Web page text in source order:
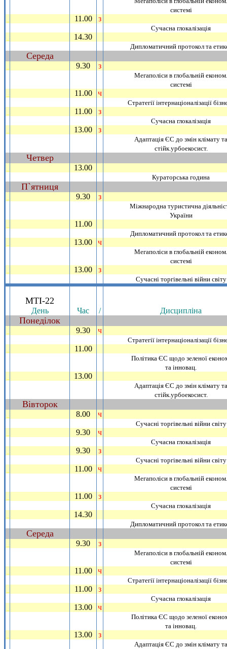
системi
11.00 з
Сучасна глокалiзацiя
14.30
Дипломатичний протокол та
Середа
9.30 з
Мегаполiси в глобальнiй економ.
системi
11.00 ч
Стратегiї iнтернацiоналiзацiї
11.00 з
Сучасна глокалiзацiя
13.00 з
Адаптацiя ЄС до змiн клiмату та
стiйк.урбоекосист.
Четвер
13.00
Кураторська година
П`ятниця
9.30 з
Мiжнародна туристична
України
11.00
Дипломатичний протокол та
13.00 ч
Мегаполiси в глобальнiй економ.
системi
13.00 з
Сучаснi торгiвельнi вiйни свiту
МТI-22
День Час / Дисциплiна
Понедiлок
9.30 ч
Стратегiї iнтернацiоналiзацiї
11.00
Полiтика ЄС щодо зеленої
та iнновац.
13.00
Адаптацiя ЄС до змiн клiмату та
стiйк.урбоекосист.
Вiвторок
8.00 ч
Сучаснi торгiвельнi вiйни свiту
9.30 ч
Сучасна глокалiзацiя
9.30 з
Сучаснi торгiвельнi вiйни свiту
11.00 ч
Мегаполiси в глобальнiй економ.
системi
11.00 з
Сучасна глокалiзацiя
14.30
Дипломатичний протокол та
Середа
9.30 з
Мегаполiси в глобальнiй економ.
системi
11.00 ч
Стратегiї iнтернацiоналiзацiї
11.00 з
Сучасна глокалiзацiя
13.00 ч
Полiтика ЄС щодо зеленої
та iнновац.
13.00 з
Адаптацiя ЄС до змiн клiмату та